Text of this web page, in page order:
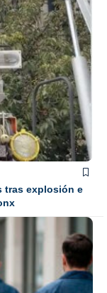
tras explosión e